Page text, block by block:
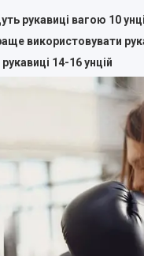
рукавиці вагою 10
використовувати
14-16 унцій